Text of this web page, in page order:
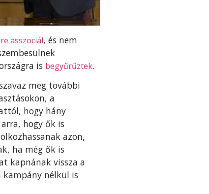
asszociál, és nem
is begyűrűztek.
meg további
a
hogy hány
hogy ők is
azon,
ha még ők is
kapnának vissza a
nélkül is